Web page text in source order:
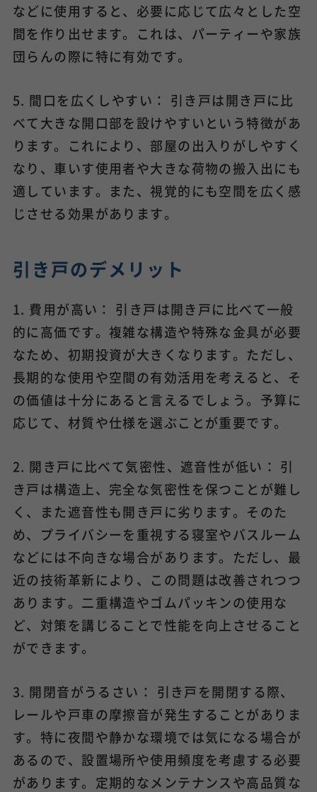
などに使用すると、必要に応じて広々とした空
間を作り出せます。これは、パーティーや家族
団らんの際に特に有効です。
5. 間口を広くしやすい： 引き戸は開き戸に比
べて大きな開口部を設けやすいという特徴があ
ります。これにより、部屋の出入りがしやすく
なり、車いす使用者や大きな荷物の搬入出にも
適しています。また、視覚的にも空間を広く感
じさせる効果があります。
引き戸のデメリット
1. 費用が高い： 引き戸は開き戸に比べて一般
的に高価です。複雑な構造や特殊な金具が必要
なため、初期投資が大きくなります。ただし、
長期的な使用や空間の有効活用を考えると、そ
の価値は十分にあると言えるでしょう。予算に
応じて、材質や仕様を選ぶことが重要です。
2. 開き戸に比べて気密性、遮音性が低い： 引
き戸は構造上、完全な気密性を保つことが難し
く、また遮音性も開き戸に劣ります。そのた
め、プライバシーを重視する寝室やバスルーム
などには不向きな場合があります。ただし、最
近の技術革新により、この問題は改善されつつ
あります。二重構造やゴムパッキンの使用な
ど、対策を講じることで性能を向上させること
ができます。
3. 開閉音がうるさい： 引き戸を開閉する際、
レールや戸車の摩擦音が発生することがありま
す。特に夜間や静かな環境では気になる場合が
あるので、設置場所や使用頻度を考慮する必要
があります。定期的なメンテナンスや高品質な